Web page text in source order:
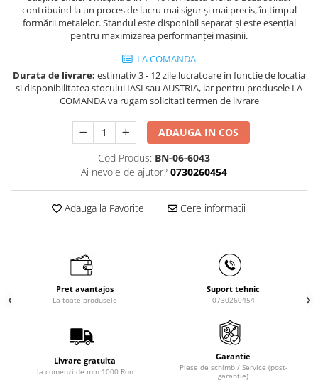
si coloana
Masini de gaurit cu angrenaj, masa
Masini de gaurit cu coloana
Masini de gaurit cu coloana si cap
de actionare
Masini de gaurit cu coloana si
curea de distributie
Masini de gaurit cu masa
Masini de gaurit cu stand si
Masini de gaurit radiale
Masini de gaurit si frezat
Masini de frezat universale
Centre de prelucrare verticale CNC
Masini de frezat cu batiu
Masini de frezat multifunctionale
Masini de frezat universale SERVO
Masini de frezat verticale
Masini de slefuit metal
contribuind la un proces de lucru mai sigur și mai precis, în timpul
formării metalelor. Standul este disponibil separat și este esențial
pentru maximizarea performanței mașinii.
LA COMANDA
Durata de livrare: estimativ 3 - 12 zile lucratoare in functie de locatia
si disponibilitatea stocului IASI sau AUSTRIA, iar pentru produsele LA
COMANDA va rugam solicitati termen de livrare
ADAUGA IN COS
Cod Produs: BN-06-6043
Ai nevoie de ajutor? 0730260454
Adauga la Favorite Cere informatii
Pret avantajos
La toate produsele
Suport tehnic
0730260454
Livrare gratuita
la comenzi de min 1000 Ron
Garantie
Piese de schimb / Service (post-
garantie)